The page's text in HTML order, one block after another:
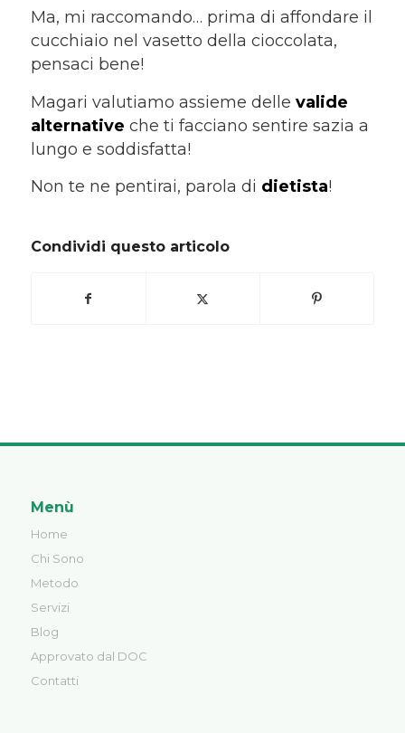
Ma, mi raccomando… prima di affondare il
cucchiaio nel vasetto della cioccolata,
pensaci bene!
Magari valutiamo assieme delle valide
alternative che ti facciano sentire sazia a
lungo e soddisfatta!
Non te ne pentirai, parola di dietista!
Condividi questo articolo
Menù
Home
Chi Sono
Metodo
Servizi
Blog
Approvato dal DOC
Contatti